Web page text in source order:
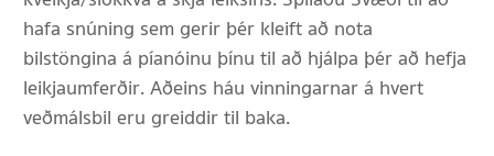
hafa snúning sem gerir þér kleift að nota
bilstöngina á píanóinu þínu til að hjálpa þér að hefja
leikjaumferðir.Aðeins háu vinningarnar á hvert
veðmálsbil eru greiddir til baka.